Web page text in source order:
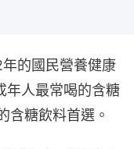
的國民營養健康
年人最常喝的含糖
含糖飲料首選。